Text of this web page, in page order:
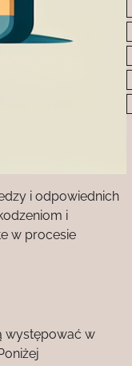
i odpowiednich
i
w procesie
występować w